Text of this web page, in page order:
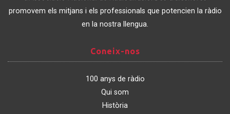
promovem els mitjans i els professionals que potencien la ràdio
en la nostra llengua.
nos
Coneix-nos
100 anys de ràdio
Qui som
Història